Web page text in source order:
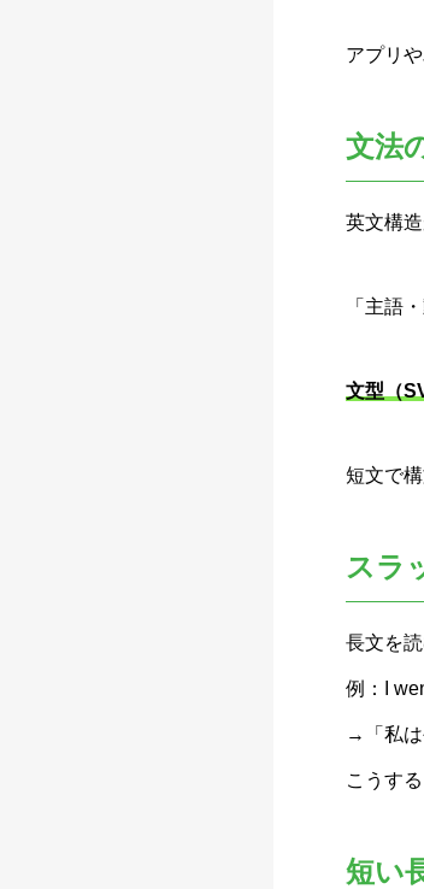
アプリ
文法
英文構
「主語
文型（
短文で
スラ
長文を
例：I
→「私は
こうす
短い